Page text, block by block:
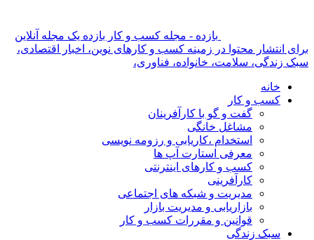
بازده - مجله کسب و کار بازده یک مجله آنلاین
برای انتشار محتوا در زمینه کسب و کارهای نوین، اخبار اقتصادی،
سبک زندگی، سلامت، خانواده، فناوری،
خانه
کسب و کار
گفت و گو با کارآفرینان
مشاغل خانگی
استخدام ،کاریابی و رزومه نویسی
معرفی استارت آپ ها
کسب و کارهای اینترنتی
کارآفرینی
مدیریت و شبکه های اجتماعی
بازاریابی و مدیریت بازار
قوانین و مقررات کسب و کار
سبک زندگی